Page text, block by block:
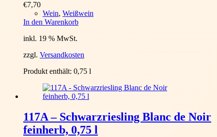
€7,70
Wein, Weißwein
In den Warenkorb
inkl. 19 % MwSt.
zzgl. Versandkosten
Produkt enthält: 0,75 l
117A – Schwarzriesling Blanc de Noir
feinherb, 0,75 l